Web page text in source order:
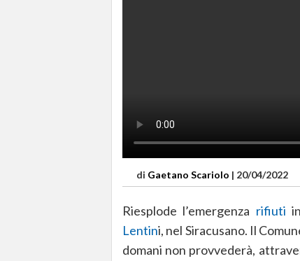
di Gaetano Scariolo | 20/04/2022
Riesplode l’emergenza rifiuti
Lentini, nel Siracusano. Il
domani non provvederà,